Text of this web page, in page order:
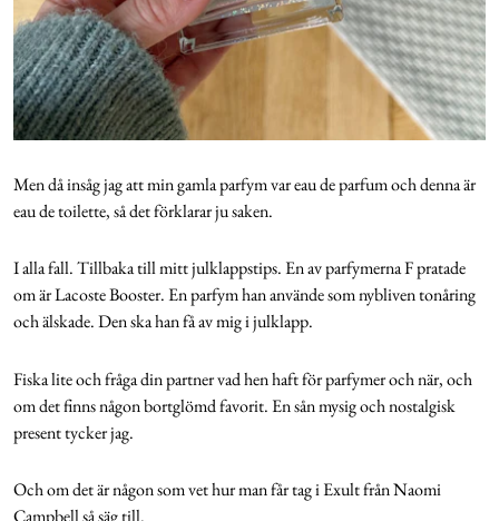
Men då insåg jag att min gamla parfym var eau de parfum och denna är
eau de toilette, så det förklarar ju saken.
I alla fall. Tillbaka till mitt julklappstips. En av parfymerna F pratade
om är Lacoste Booster. En parfym han använde som nybliven tonåring
och älskade. Den ska han få av mig i julklapp.
Fiska lite och fråga din partner vad hen haft för parfymer och när, och
om det finns någon bortglömd favorit. En sån mysig och nostalgisk
present tycker jag.
Och om det är någon som vet hur man får tag i Exult från Naomi
Campbell så säg till.